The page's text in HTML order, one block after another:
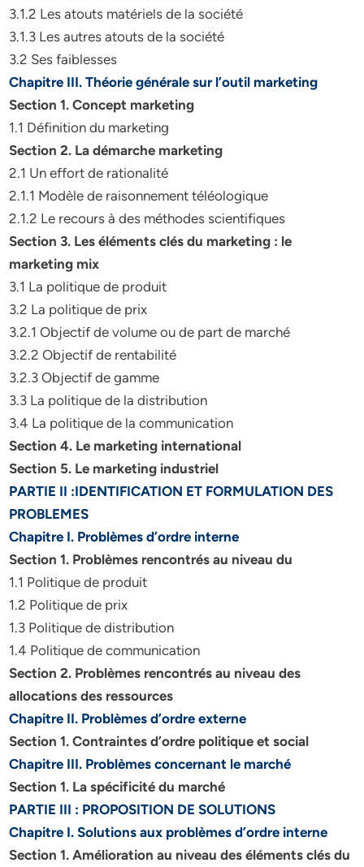
3.1.2 Les atouts matériels de la société
3.1.3 Les autres atouts de la société
3.2 Ses faiblesses
Chapitre III. Théorie générale sur l’outil marketing
Section 1. Concept marketing
1.1 Définition du marketing
Section 2. La démarche marketing
2.1 Un effort de rationalité
2.1.1 Modèle de raisonnement téléologique
2.1.2 Le recours à des méthodes scientifiques
Section 3. Les éléments clés du marketing : le
marketing mix
3.1 La politique de produit
3.2 La politique de prix
3.2.1 Objectif de volume ou de part de marché
3.2.2 Objectif de rentabilité
3.2.3 Objectif de gamme
3.3 La politique de la distribution
3.4 La politique de la communication
Section 4. Le marketing international
Section 5. Le marketing industriel
PARTIE II :IDENTIFICATION ET FORMULATION DES
PROBLEMES
Chapitre I. Problèmes d’ordre interne
Section 1. Problèmes rencontrés au niveau du
1.1 Politique de produit
1.2 Politique de prix
1.3 Politique de distribution
1.4 Politique de communication
Section 2. Problèmes rencontrés au niveau des
allocations des ressources
Chapitre II. Problèmes d’ordre externe
Section 1. Contraintes d’ordre politique et social
Chapitre III. Problèmes concernant le marché
Section 1. La spécificité du marché
PARTIE III : PROPOSITION DE SOLUTIONS
Chapitre I. Solutions aux problèmes d’ordre interne
Section 1. Amélioration au niveau des éléments clés du